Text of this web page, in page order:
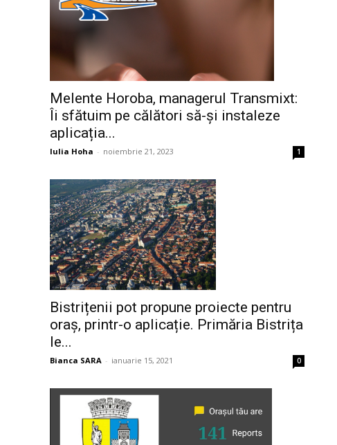
Melente Horoba, managerul Transmixt:
Îi sfătuim pe călători să-și instaleze
aplicația...
Iulia Hoha - noiembrie 21, 2023 1
Bistrițenii pot propune proiecte pentru
oraș, printr-o aplicație. Primăria Bistrița
le...
Bianca SARA - ianuarie 15, 2021 0